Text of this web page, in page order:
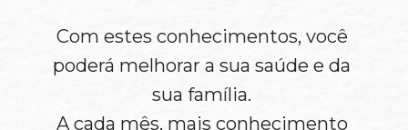
Com estes conhecimentos, você
poderá melhorar a sua saúde e da
sua família.
A cada mês, mais conhecimento